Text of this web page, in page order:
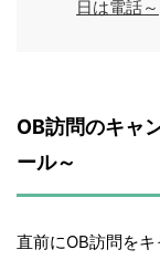
日は電話～
OB訪問のキャ
ール～
直前にOB訪問を